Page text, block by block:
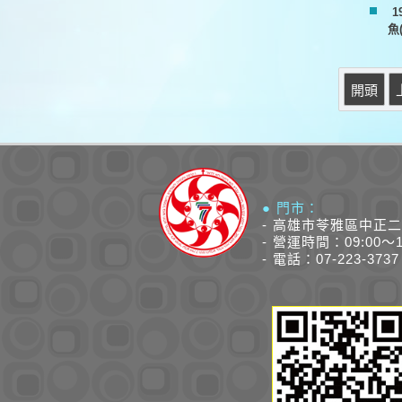
魚
開頭
● 門市：
- 高雄市苓雅區中正
- 營運時間：09:00～
- 電話：07-223-